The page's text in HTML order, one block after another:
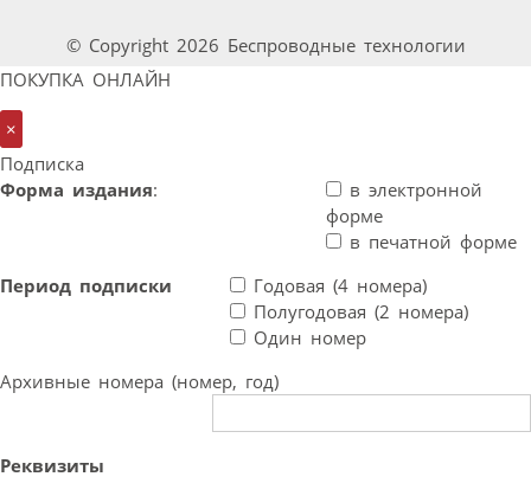
© Copyright 2026 Беспроводные технологии
ПОКУПКА ОНЛАЙН
×
Подписка
Форма издания:
в электронной
форме
в печатной форме
Период подписки
Годовая (4 номера)
Полугодовая (2 номера)
Один номер
Архивные номера (номер, год)
Реквизиты